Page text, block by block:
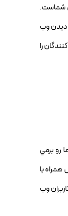
شماست.
ديدن وب
را
رو برمي
با
وب